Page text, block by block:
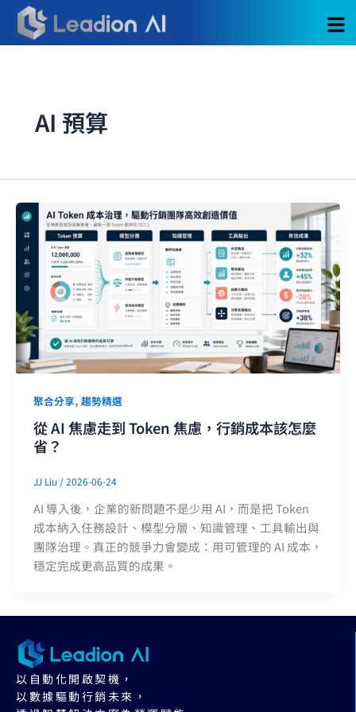
主
AI 預算
聚合分享, 趨勢精選
從 AI 焦慮走到 Token 焦慮，行銷成本該怎麼
省？
JJ Liu /2026-06-24
AI 導入後，企業的新問題不是少用 AI，而是把 Token
成本納入任務設計、模型分層、知識管理、工具輸出與
團隊治理。真正的競爭力會變成：用可管理的 AI 成本，
穩定完成更高品質的成果。
以自動化開啟契機，
以數據驅動行銷未來，